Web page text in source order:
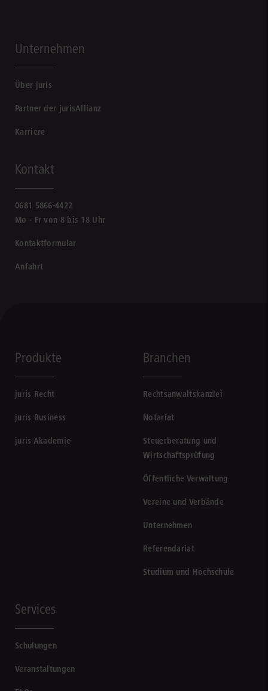
Unternehmen
Über juris
Partner der jurisAllianz
Karriere
Kontakt
0681 5866-4422
Mo - Fr von 8 bis 18 Uhr
Kontaktformular
Anfahrt
Produkte
juris Recht
juris Business
juris Akademie
Branchen
Rechtsanwaltskanzlei
Notariat
Steuerberatung und
Wirtschaftsprüfung
Öffentliche Verwaltung
Vereine und Verbände
Unternehmen
Referendariat
Studium und Hochschule
Services
Schulungen
Veranstaltungen